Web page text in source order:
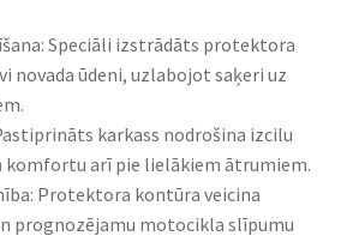
Speciāli izstrādāts protektora
novada ūdeni, uzlabojot saķeri uz
karkass nodrošina izcilu
arī pie lielākiem ātrumiem.​
Protektora kontūra veicina
prognozējamu motocikla slīpumu